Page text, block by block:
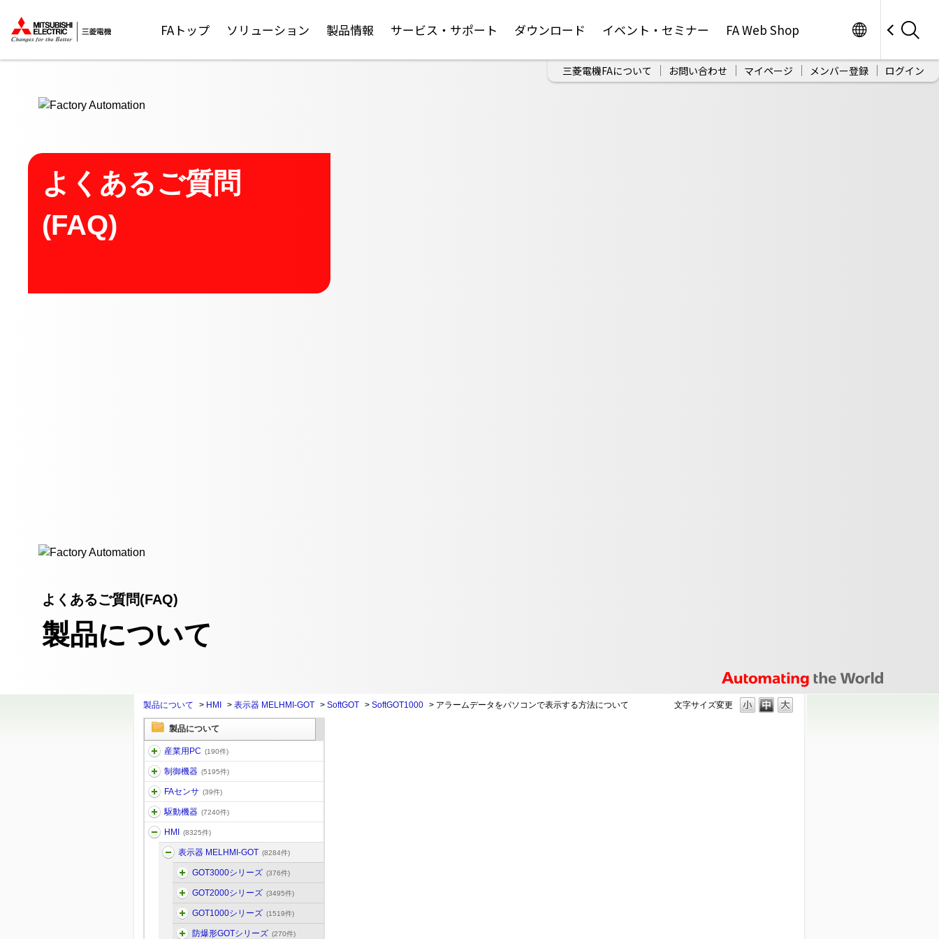
FAトップ ソリューション 製品情報 サービス・サポート ダウンロード イベント・セミナー FA Web Shop
三菱電機FAについて お問い合わせ マイページ メンバー登録 ログイン
よくあるご質問
(FAQ)
よくあるご質問(FAQ)
製品について
文字サイズ変更
製品について > HMI > 表示器 MELHMI-GOT > SoftGOT > SoftGOT1000 > アラームデータをパソコンで表示する方法について
製品について
産業用PC (190件)
制御機器 (5195件)
FAセンサ (39件)
駆動機器 (7240件)
HMI (8325件)
表示器 MELHMI-GOT (8284件)
GOT3000シリーズ (376件)
GOT2000シリーズ (3495件)
GOT1000シリーズ (1519件)
防爆形GOTシリーズ (270件)